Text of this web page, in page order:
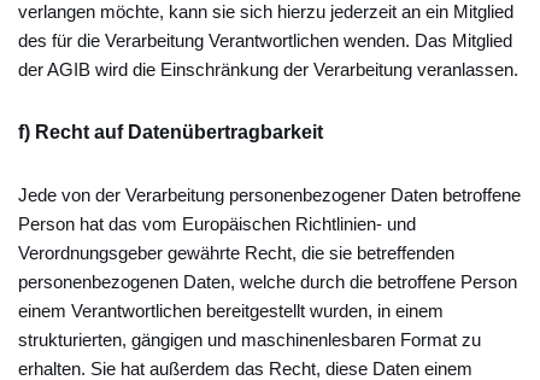
verlangen möchte, kann sie sich hierzu jederzeit an ein Mitglied
des für die Verarbeitung Verantwortlichen wenden. Das Mitglied
der AGIB wird die Einschränkung der Verarbeitung veranlassen.
f) Recht auf Datenübertragbarkeit
Jede von der Verarbeitung personenbezogener Daten betroffene
Person hat das vom Europäischen Richtlinien- und
Verordnungsgeber gewährte Recht, die sie betreffenden
personenbezogenen Daten, welche durch die betroffene Person
einem Verantwortlichen bereitgestellt wurden, in einem
strukturierten, gängigen und maschinenlesbaren Format zu
erhalten. Sie hat außerdem das Recht, diese Daten einem